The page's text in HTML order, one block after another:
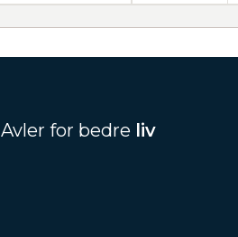
Avler for bedre liv